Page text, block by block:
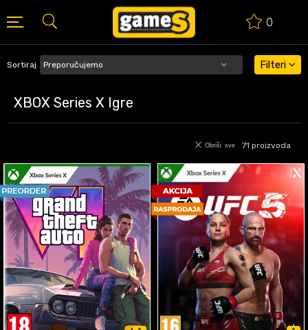
0
BESPLATNA ISPORUKA PORUDŽBINA PREKO 50 EUR
XBOX Series X Igre
Sortiraj Filteri
71 proizvoda
Obriši sve